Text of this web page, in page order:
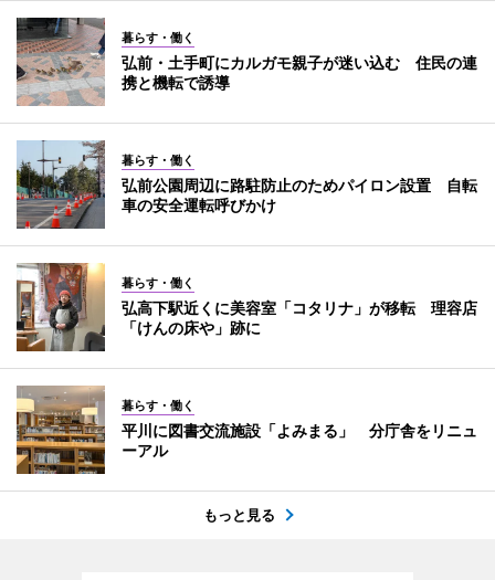
暮らす・働く
弘前・土手町にカルガモ親子が迷い込む 住民の連
携と機転で誘導
暮らす・働く
弘前公園周辺に路駐防止のためパイロン設置 自転
車の安全運転呼びかけ
暮らす・働く
弘高下駅近くに美容室「コタリナ」が移転 理容店
「けんの床や」跡に
暮らす・働く
平川に図書交流施設「よみまる」 分庁舎をリニュ
ーアル
もっと見る